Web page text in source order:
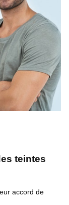
teintes
accord de